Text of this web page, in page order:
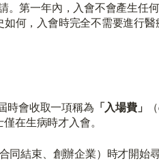
。第一年內，入會不會產生任
何，入會時完全不需要進行醫
時會收取一項稱為 「入場費」 （
在生病時才入會。
結束、創辦企業）時才開始